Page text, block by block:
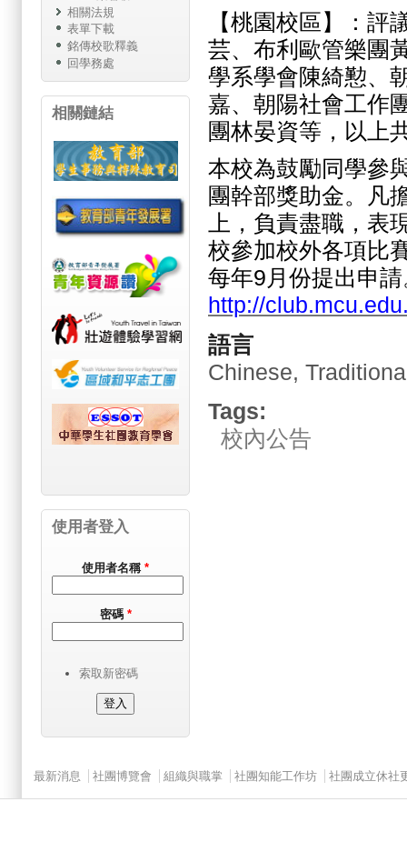
【桃園校區】：
芸、布利歐管樂團
學系學會陳綺懃、
嘉、朝陽社會工作
團林晏資等，以上
本校為鼓勵同學參
團幹部獎助金。凡
上，負責盡職，
校參加校外各項比
每年9月份提出申
http://
語言
Chinese,
Tags:
校內公告
相關法規
表單下載
銘傳校歌釋義
回學務處
相關鏈結
使用者登入
使用者名稱 *
密碼 *
索取新密碼
Main menu 2
最新消息 社團博覽會 組織與職掌 社團知能工作坊 社團成立休社